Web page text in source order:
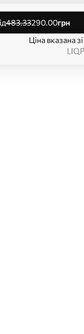
від483.33290.00грн
Ціна вказана зі